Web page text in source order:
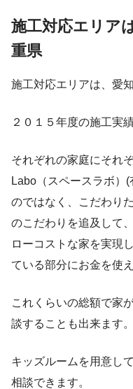
施工対応エリア
重県
施工対応エリアは、愛
２０１５年度の施工実
それぞれの家庭にそれ
Labo（スペースラボ）
のではなく、こだわり
のこだわりを追及して
ローコストな家を実現
ている部分にお金を使
これくらいの総額で家
談することも出来ます。
キッズルームを用意し
相談できます。